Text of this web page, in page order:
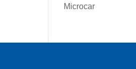
Microcar